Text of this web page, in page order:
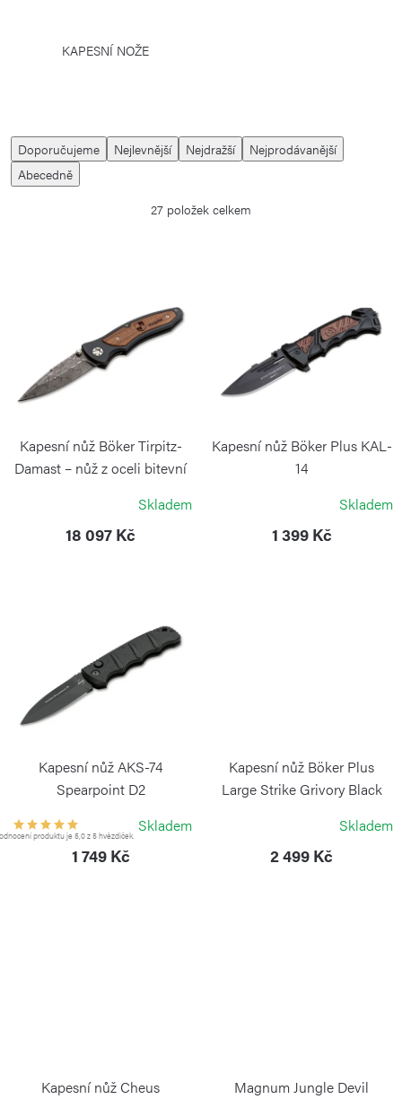
KAPESNÍ NOŽE
Ř
a
z
k
t
Doporučujeme Nejlevnější Nejdražší
Nejprodávanější
Abecedně
27 položek celkem
o
Kapesní nůž Böker Tirpitz-
Damast – nůž z oceli bitevní
BÖKER SOLINGENSkladem
18 097 Kč
Kapesní nůž Böker Plus KAL-
14
Skladem
1 399 Kč
Kapesní nůž AKS-74
Spearpoint D2
produktu je 5,0 z 5 hvězdiček.
Skladem
1 749 Kč
Kapesní nůž Böker Plus
Large Strike Grivory Black
Skladem
2 499 Kč
Kapesní nůž Cheus Magnum Jungle Devil